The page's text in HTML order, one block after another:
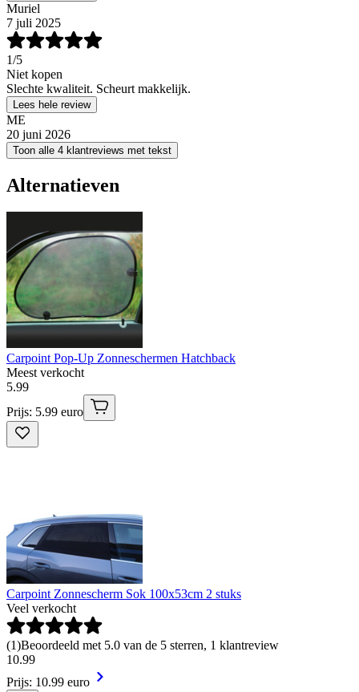
Muriel
7 juli 2025
1/5
Niet kopen
Slechte kwaliteit. Scheurt makkelijk.
Lees hele review
ME
20 juni 2026
Toon alle 4 klantreviews met tekst
Alternatieven
Carpoint Pop-Up Zonneschermen Hatchback
Meest verkocht
5.99
Prijs: 5.99 euro
Carpoint Zonnescherm Sok 100x53cm 2 stuks
Veel verkocht
(1)Beoordeeld met 5.0 van de 5 sterren, 1 klantreview
10.99
Prijs: 10.99 euro